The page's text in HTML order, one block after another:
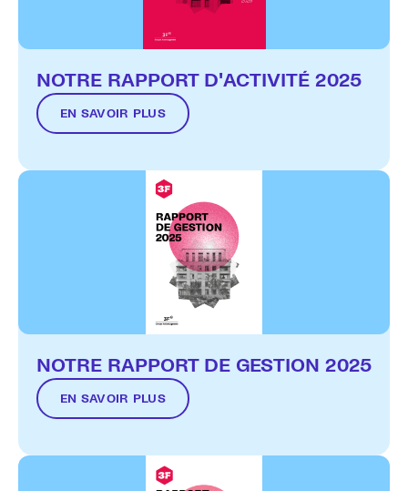
NOTRE RAPPORT D'ACTIVITÉ 2025
EN SAVOIR PLUS
NOTRE RAPPORT DE GESTION 2025
EN SAVOIR PLUS